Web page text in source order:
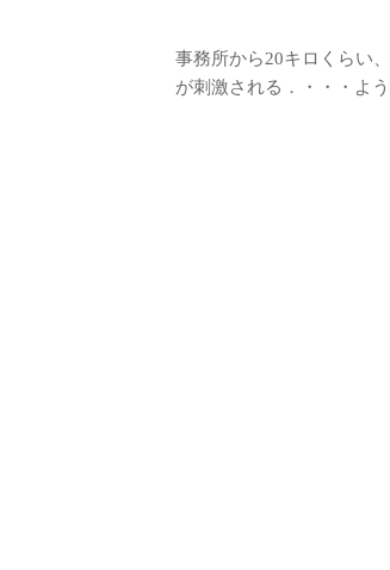
事務所から20キロくらい
が刺激される．・・・よ